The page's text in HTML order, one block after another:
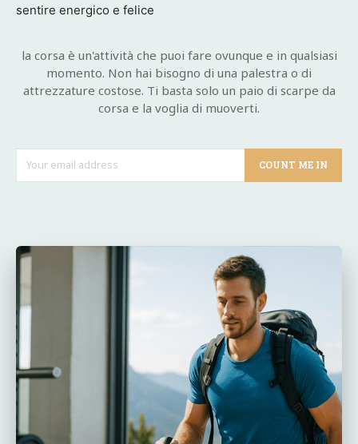
sentire energico e felice
la corsa è un'attività che puoi fare ovunque e in qualsiasi
momento. Non hai bisogno di una palestra o di
attrezzature costose. Ti basta solo un paio di scarpe da
corsa e la voglia di muoverti.
COUNT ME IN